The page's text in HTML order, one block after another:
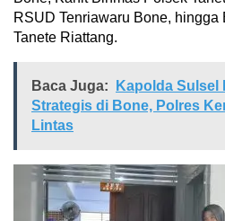
RSUD Tenriawaru Bone,
Tanete Riattang.
Baca Juga:
Kapolda
Strategis di Bone, Polres
Lintas